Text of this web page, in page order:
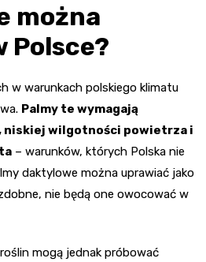
można
Polsce?
w warunkach polskiego klimatu
Palmy te wymagają
wilgotności powietrza i
– warunków, których Polska nie
daktylowe można uprawiać jako
nie będą one owocować w
mogą jednak próbować